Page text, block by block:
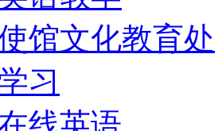
馆文化教育处
习
线英语